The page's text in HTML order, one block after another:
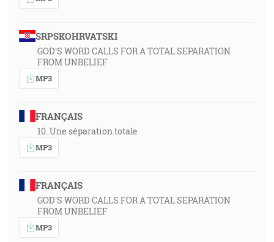
SRPSKOHRVATSKI
GOD'S WORD CALLS FOR A TOTAL SEPARATION
FROM UNBELIEF
MP3
FRANÇAIS
10. Une séparation totale
MP3
FRANÇAIS
GOD'S WORD CALLS FOR A TOTAL SEPARATION
FROM UNBELIEF
MP3